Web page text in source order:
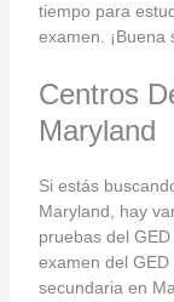
tiempo para
examen. ¡Buena
Centros
Maryland
Si estás
Maryland, hay
pruebas del
examen del
secundaria en